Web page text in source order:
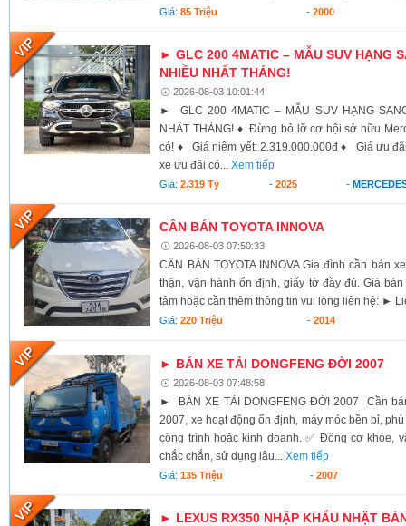
Giá:85 Triệu -2000
► GLC 200 4MATIC – MẪU SUV HẠNG
NHIỀU NHẤT THÁNG!
2026-08-03 10:01:44
► GLC 200 4MATIC – MẪU SUV HẠNG
NHẤT THÁNG! ♦ Đừng bỏ lỡ cơ hội sở hữu
có! ♦ Giá niêm yết: 2.319.000.000đ ♦ Giá ưu
xe ưu đãi có...Xem tiếp
Giá:2.319 Tỷ - 2025 -
CẦN BÁN TOYOTA INNOVA
2026-08-03 07:50:33
CẦN BÁN TOYOTA INNOVA Gia đình cần bán
thận, vận hành ổn định, giấy tờ đầy đủ. Giá
tâm hoặc cần thêm thông tin vui lòng liên hệ: ►
Giá:220 Triệu - 2014
► BÁN XE TẢI DONGFENG ĐỜI 2007
2026-08-03 07:48:58
► BÁN XE TẢI DONGFENG ĐỜI 2007 Cần
2007, xe hoạt động ổn định, máy móc bền bỉ,
công trình hoặc kinh doanh. ✅ Động cơ khỏe,
chắc chắn, sử dụng lâu...Xem tiếp
Giá:135 Triệu -2007
► LEXUS RX350 NHẬP KHẨU NHẬT